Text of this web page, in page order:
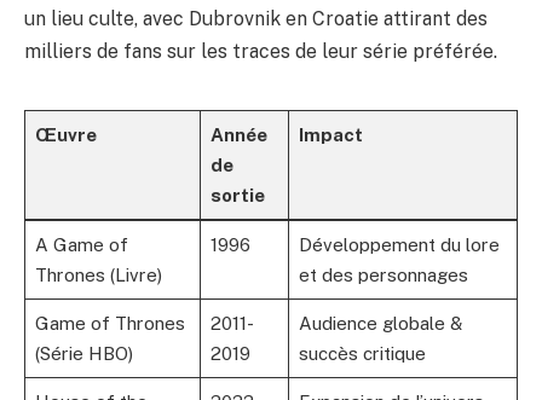
un lieu culte, avec Dubrovnik en Croatie attirant des
milliers de fans sur les traces de leur série préférée.
Œuvre
Année
de
sortie
Impact
A Game of
Thrones (Livre)
1996
Développement du lore
et des personnages
Game of Thrones
(Série HBO)
2011-
2019
Audience globale &
succès critique